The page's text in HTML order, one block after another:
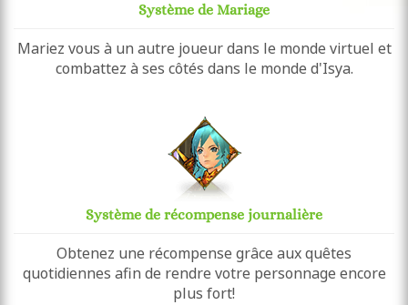
Système de Mariage
Mariez vous à un autre joueur dans le monde virtuel et
combattez à ses côtés dans le monde d'Isya.
Système de récompense journalière
Obtenez une récompense grâce aux quêtes
quotidiennes afin de rendre votre personnage encore
plus fort!